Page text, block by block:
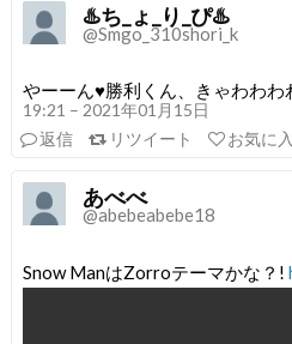
♨️ち_ょ_り_ぴ♨️
@Smgo_310shori_k
やーーん♥️勝利くん、きゃわわ
19:21 – 2021年01月15日
返信
リツイート お気に
あべべ
@abebeabebe18
Snow ManはZorroテーマかな？!